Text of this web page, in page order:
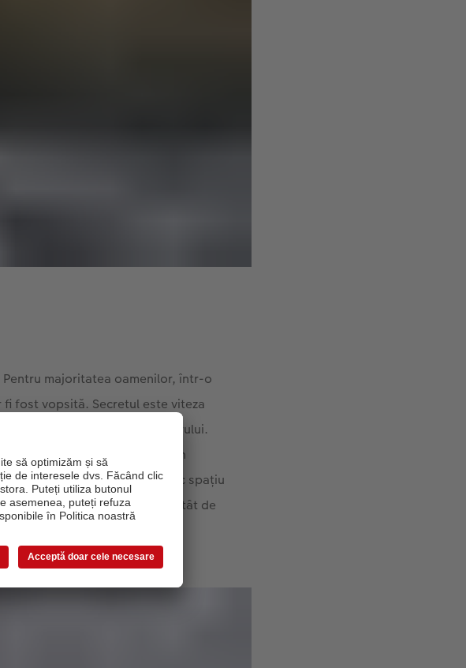
majoritatea oamenilor, într-o
fost vopsită. Secretul este viteza
diferite viteze ale obturatorului.
să avem apă ca aceasta în
albă, pe care eu o numesc spațiu
detalii. Această apă este atât de
în fundal.